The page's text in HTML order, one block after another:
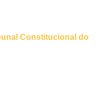
Constitucional do